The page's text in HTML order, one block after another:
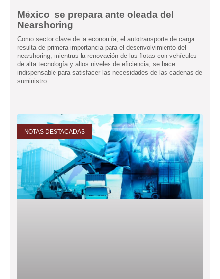
México se prepara ante oleada del
Nearshoring
Como sector clave de la economía, el autotransporte de carga
resulta de primera importancia para el desenvolvimiento del
nearshoring, mientras la renovación de las flotas con vehículos
de alta tecnología y altos niveles de eficiencia, se hace
indispensable para satisfacer las necesidades de las cadenas de
suministro.
NOTAS DESTACADAS